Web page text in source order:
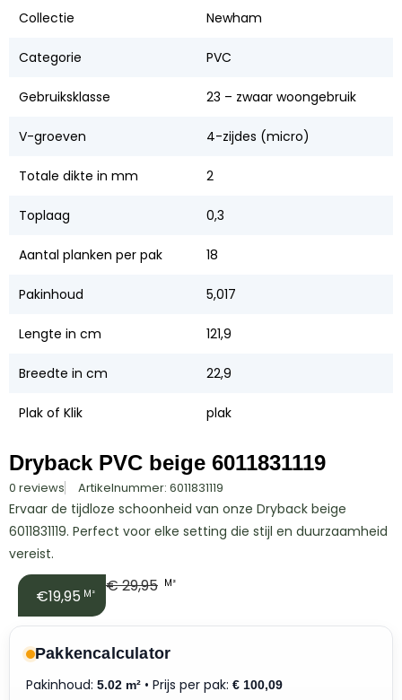
Collectie Newham
Categorie PVC
Gebruiksklasse 23 – zwaar woongebruik
V-groeven 4-zijdes (micro)
Totale dikte in mm 2
Toplaag 0,3
Aantal planken per pak 18
Pakinhoud 5,017
Lengte in cm 121,9
Breedte in cm 22,9
Plak of Klik plak
Dryback PVC beige 6011831119
0 reviews Artikelnummer: 6011831119
Ervaar de tijdloze schoonheid van onze Dryback beige
6011831119. Perfect voor elke setting die stijl en duurzaamheid
vereist.
€19,95 M² €29,95 M²
Pakkencalculator
Pakinhoud: 5.02 m² • Prijs per pak: € 100,09